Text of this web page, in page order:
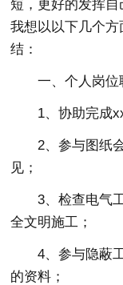
短，更好的发挥
我想以以下几个
结：
一、个人岗位
1、协助完成
2、参与图纸
见；
3、检查电气
全文明施工；
4、参与隐蔽
的资料；